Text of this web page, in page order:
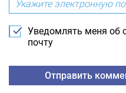
Уведомлять меня об
почту